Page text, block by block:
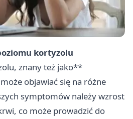
kortyzolu
znany też jako**
objawiać się na różne
symptomów należy wzrost
co może prowadzić do